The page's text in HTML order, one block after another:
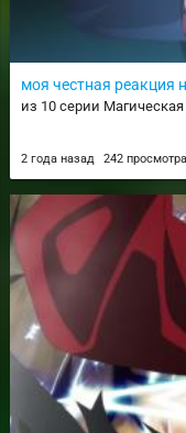
моя честная реакция
из 10 серии
2 года назад 242 просмотра